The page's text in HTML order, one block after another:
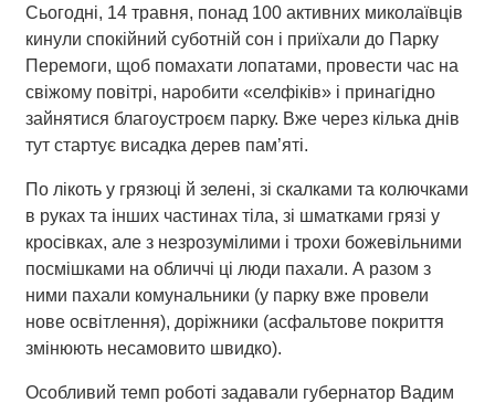
Сьогодні, 14 травня, понад 100 активних миколаївців
кинули спокійний суботній сон і приїхали до Парку
Перемоги, щоб помахати лопатами, провести час на
свіжому повітрі, наробити «селфіків» і принагідно
зайнятися благоустроєм парку. Вже через кілька днів
тут стартує висадка дерев пам’яті.
По лікоть у грязюці й зелені, зі скалками та колючками
в руках та інших частинах тіла, зі шматками грязі у
кросівках, але з незрозумілими і трохи божевільними
посмішками на обличчі ці люди пахали. А разом з
ними пахали комунальники (у парку вже провели
нове освітлення), доріжники (асфальтове покриття
змінюють несамовито швидко).
Особливий темп роботі задавали губернатор Вадим